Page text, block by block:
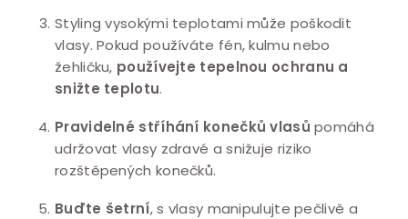
Styling vysokými teplotami může poškodit
vlasy. Pokud používáte fén, kulmu nebo
žehličku, používejte tepelnou ochranu a
snižte teplotu.
Pravidelné stříhání konečků vlasů pomáhá
udržovat vlasy zdravé a snižuje riziko
rozštěpených konečků.
Buďte šetrní, s vlasy manipulujte pečlivě a